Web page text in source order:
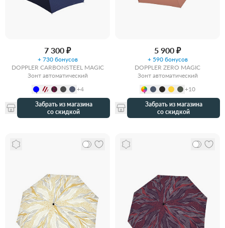
7 300 ₽
+ 730 бонусов
DOPPLER CARBONSTEEL MAGIC
Зонт автоматический
+4
Забрать из магазина
со скидкой
5 900 ₽
+ 590 бонусов
DOPPLER ZERO MAGIC
Зонт автоматический
+10
Забрать из магазина
со скидкой